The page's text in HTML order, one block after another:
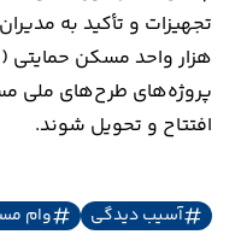
پروژه‌های طرح‌های ملی
افتتاح و تحویل شوند.
آسیب دیدگی وام